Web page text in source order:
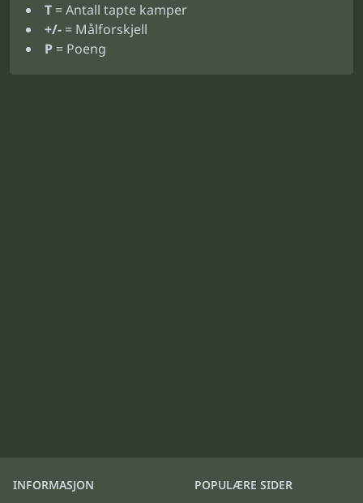
T = Antall tapte kamper
+/- = Målforskjell
P = Poeng
INFORMASJON POPULÆRE SIDER